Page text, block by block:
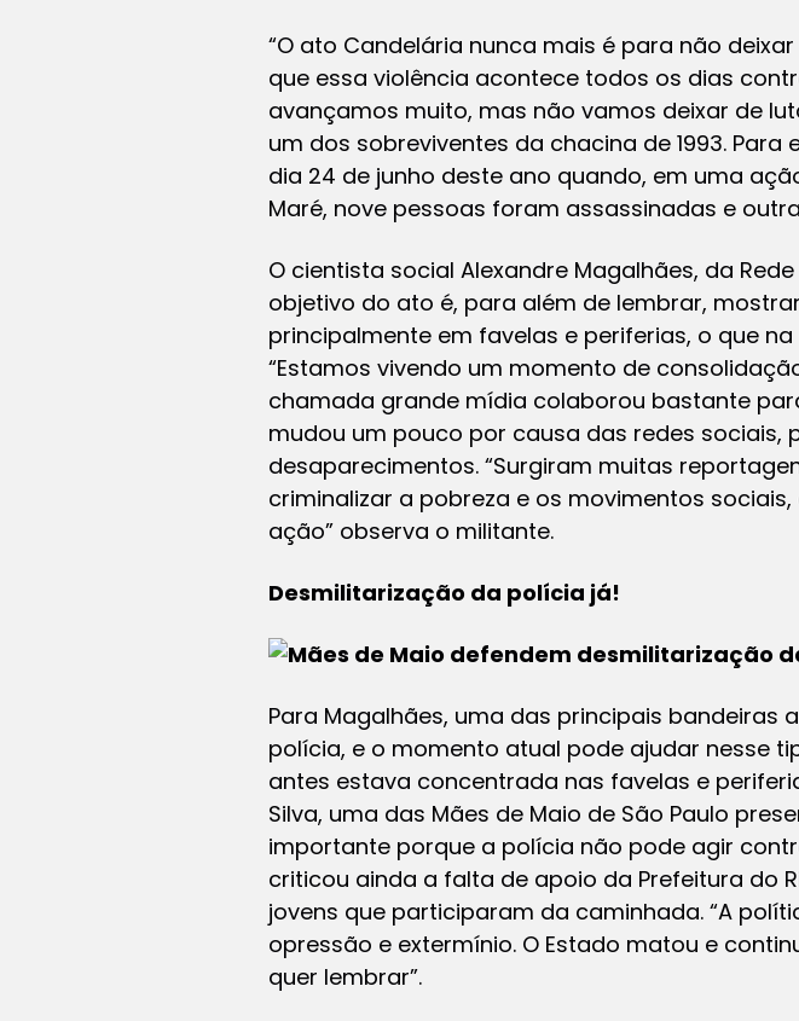
“O ato Candelária nunca mais é para não
que essa violência acontece todos os dias
avançamos muito, mas não vamos deixar de
um dos sobreviventes da chacina de 1993.
dia 24 de junho deste ano quando, em uma
Maré, nove pessoas foram assassinadas e
O cientista social Alexandre Magalhães, da
objetivo do ato é, para além de lembrar,
principalmente em favelas e periferias, o que
“Estamos vivendo um momento de
chamada grande mídia colaborou bastante
mudou um pouco por causa das redes sociais,
desaparecimentos. “Surgiram muitas
criminalizar a pobreza e os movimentos
ação” observa o militante.
Desmilitarização da polícia já!
Para Magalhães, uma das principais bandeiras
polícia, e o momento atual pode ajudar nesse
antes estava concentrada nas favelas e
Silva, uma das Mães de Maio de São Paulo
importante porque a polícia não pode agir
criticou ainda a falta de apoio da Prefeitura do
jovens que participaram da caminhada. “A
opressão e extermínio. O Estado matou e
quer lembrar”.